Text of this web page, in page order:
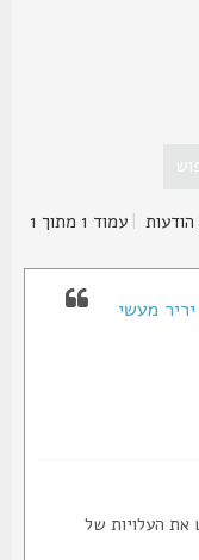
|עמוד1מתוך1
מעשי
של